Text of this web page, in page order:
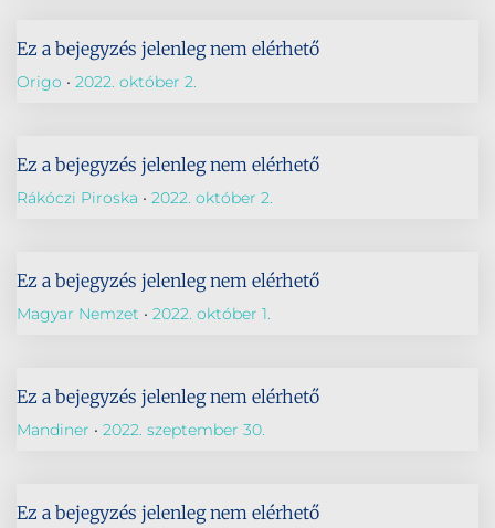
Ez a bejegyzés jelenleg nem elérhető
Origo 2022. október 2.
Ez a bejegyzés jelenleg nem elérhető
Rákóczi Piroska 2022. október 2.
Ez a bejegyzés jelenleg nem elérhető
Magyar Nemzet 2022. október 1.
Ez a bejegyzés jelenleg nem elérhető
Mandiner 2022. szeptember 30.
Ez a bejegyzés jelenleg nem elérhető